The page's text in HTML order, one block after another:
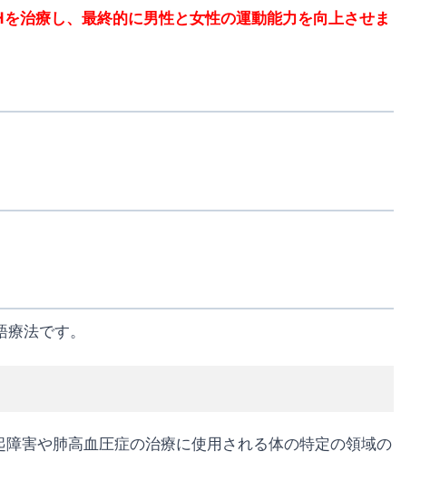
を治療し、最終的に男性と女性の運動能力を向上させま
法です。
害や肺高血圧症の治療に使用される体の特定の領域の